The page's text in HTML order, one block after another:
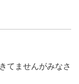
てませんがみなさ